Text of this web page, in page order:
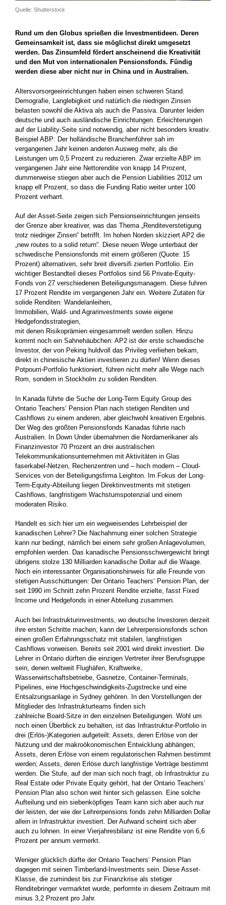
Quelle: Shutterstock
Rund um den Globus sprießen die Investmentideen. Deren
Gemeinsamkeit ist, dass sie möglichst direkt umgesetzt
werden. Das Zinsumfeld fördert anscheinend die Kreativität
und den Mut von internationalen Pensionsfonds. Fündig
werden diese aber nicht nur in China und in Australien.
Altersvorsorgeeinrichtungen haben einen schweren Stand.
Demografie, Langlebigkeit und natürlich die niedrigen Zinsen
belasten sowohl die Aktiva als auch die Passiva. Darunter leiden
deutsche und auch ausländische Einrichtungen. Erleichterungen
auf der Liability-Seite sind notwendig, aber nicht besonders kreativ.
Beispiel ABP: Der holländische Branchenführer sah im
vergangenen Jahr keinen anderen Ausweg mehr, als die
Leistungen um 0,5 Prozent zu reduzieren. Zwar erzielte ABP im
vergangenen Jahr eine Nettorendite von knapp 14 Prozent,
dummerweise stiegen aber auch die Pension Liabilities 2012 um
knapp elf Prozent, so dass die Funding Ratio weiter unter 100
Prozent verharrt.
Auf der Asset-Seite zeigen sich Pensionseinrichtungen jenseits
der Grenze aber kreativer, was das Thema „Renditeverstetigung
trotz niedriger Zinsen“ betrifft. Im hohen Norden skizziert AP2 die
„new routes to a solid return“. Diese neuen Wege unterbaut der
schwedische Pensionsfonds mit einem größeren (Quote: 15
Prozent) alternativen, sehr breit diversifi zierten Portfolio. Ein
wichtiger Bestandteil dieses Portfolios sind 56 Private-Equity-
Fonds von 27 verschiedenen Beteiligungsmanagern. Diese fuhren
17 Prozent Rendite im vergangenen Jahr ein. Weitere Zutaten für
solide Renditen: Wandelanleihen,
Immobilien, Wald- und Agrarinvestments sowie eigene
Hedgefondsstrategien,
mit denen Risikoprämien eingesammelt werden sollen. Hinzu
kommt noch ein Sahnehäubchen: AP2 ist der erste schwedische
Investor, der von Peking huldvoll das Privileg verliehen bekam,
direkt in chinesische Aktien investieren zu dürfen! Wenn dieses
Potpourri-Portfolio funktioniert, führen nicht mehr alle Wege nach
Rom, sondern in Stockholm zu soliden Renditen.
In Kanada führte die Suche der Long-Term Equity Group des
Ontario Teachers‘ Pension Plan nach stetigen Renditen und
Cashflows zu einem anderen, aber gleichwohl kreativen Ergebnis.
Der Weg des größten Pensionsfonds Kanadas führte nach
Australien. In Down Under übernahmen die Nordamerikaner als
Finanzinvestor 70 Prozent an drei australischen
Telekommunikationsunternehmen mit Aktivitäten in Glas
faserkabel-Netzen, Rechenzentren und – hoch modern – Cloud-
Services von der Beteiligungsfirma Leighton. Im Fokus der Long-
Term-Equity-Abteilung liegen Direktinvestments mit stetigen
Cashflows, langfristigem Wachstumspotenzial und einem
moderaten Risiko.
Handelt es sich hier um ein wegweisendes Lehrbeispiel der
kanadischen Lehrer? Die Nachahmung einer solchen Strategie
kann nur bedingt, nämlich bei einem sehr großen Anlagevolumen,
empfohlen werden. Das kanadische Pensionsschwergewicht bringt
übrigens stolze 130 Milliarden kanadische Dollar auf die Waage.
Noch ein interessanter Organisationshinweis für alle Freunde von
stetigen Ausschüttungen: Der Ontario Teachers‘ Pension Plan, der
seit 1990 im Schnitt zehn Prozent Rendite erzielte, fasst Fixed
Income und Hedgefonds in einer Abteilung zusammen.
Auch bei Infrastrukturinvestments, wo deutsche Investoren derzeit
ihre ersten Schritte machen, kann der Lehrerpensionsfonds schon
einen großen Erfahrungsschatz mit stabilen, langfristigen
Cashflows vorweisen. Bereits seit 2001 wird direkt investiert. Die
Lehrer in Ontario dürften die einzigen Vertreter ihrer Berufsgruppe
sein, denen weltweit Flughäfen, Kraftwerke,
Wasserwirtschaftsbetriebe, Gasnetze, Container-Terminals,
Pipelines, eine Hochgeschwindigkeits-Zugstrecke und eine
Entsalzungsanlage in Sydney gehören. In den Vorstellungen der
Mitglieder des Infrastrukturteams finden sich
zahlreiche Board-Sitze in den einzelnen Beteiligungen. Wohl um
noch einen Überblick zu behalten, ist das Infrastruktur-Portfolio in
drei (Erlös-)Kategorien aufgeteilt: Assets, deren Erlöse von der
Nutzung und der makroökonomischen Entwicklung abhängen;
Assets, deren Erlöse von einem regulatorischen Rahmen bestimmt
werden; Assets, deren Erlöse durch langfristige Verträge bestimmt
werden. Die Stufe, auf der man sich noch fragt, ob Infrastruktur zu
Real Estate oder Private Equity gehört, hat der Ontario Teachers‘
Pension Plan also schon weit hinter sich gelassen. Eine solche
Aufteilung und ein siebenköpfiges Team kann sich aber auch nur
der leisten, der wie der Lehrerpensions fonds zehn Milliarden Dollar
allein in Infrastruktur investiert. Der Aufwand scheint sich aber
auch zu lohnen. In einer Vierjahresbilanz ist eine Rendite von 6,6
Prozent per annum vermerkt.
Weniger glücklich dürfte der Ontario Teachers‘ Pension Plan
dagegen mit seinen Timberland-Investments sein. Diese Asset-
Klasse, die zumindest bis zur Finanzkrise als stetiger
Renditebringer vermarktet wurde, performte in diesem Zeitraum mit
minus 3,2 Prozent pro Jahr.